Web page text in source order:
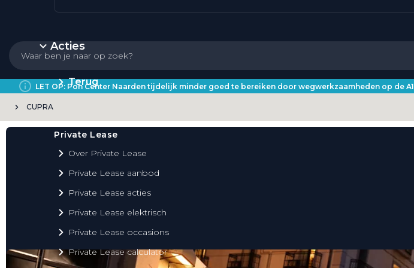
Acties
Terug
Private Lease
Over Private Lease
Private Lease aanbod
Private Lease acties
Private Lease elektrisch
Private Lease occasions
Private Lease calculator
LET OP: Pon Center Naarden tijdelijk minder goed te bereiken door wegwerkzaamheden op de A1
CUPRA